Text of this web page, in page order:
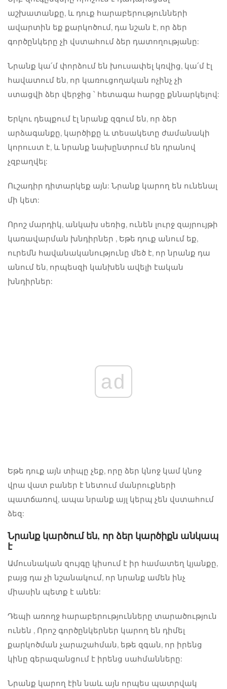
աշխատանքը, և դուք հարաբերությունների
ավարտին եք քարկոծում, դա նշան է, որ ձեր
գործընկերը չի վստահում ձեր դատողությանը:
Նրանք կա՛մ փորձում են խուսափել կռվից, կա՛մ էլ
հավատում են, որ կառուցողական ոչինչ չի
ստացվի ձեր վերջից ՝ հետագա հարցը քննարկելով:
Երկու դեպքում էլ նրանք զգում են, որ ձեր
արձագանքը, կարծիքը և տեսակետը ժամանակի
կորուստ է, և նրանք նախընտրում են դրանով
չզբաղվել:
Ուշադիր դիտարկեք այն: Նրանք կարող են ունենալ
մի կետ:
Որոշ մարդիկ, անկախ սեռից, ունեն լուրջ զայրույթի
կառավարման խնդիրներ , Եթե ​​դուք անում եք,
ուրեմն հավանականությունը մեծ է, որ նրանք դա
անում են, որպեսզի կանխեն ավելի էական
խնդիրներ:
ad
Եթե ​​դուք այն տիպը չեք, որը ձեր կնոջ կամ կնոջ
վրա վատ բաներ է նետում մանրուքների
պատճառով, ապա նրանք այլ կերպ չեն վստահում
ձեզ:
Նրանք կարծում են, որ ձեր կարծիքն անկապ
է
Ամուսնական զույգը կիսում է իր համատեղ կյանքը,
բայց դա չի նշանակում, որ նրանք ամեն ինչ
միասին պետք է անեն:
Դեպի առողջ հարաբերությունները տարածություն
ունեն , Որոշ գործընկերներ կարող են դիմել
քարկոծման չարաշահման, եթե զգան, որ իրենց
կինը գերազանցում է իրենց սահմանները:
Նրանք կարող էին նաև այն որպես պատրվակ